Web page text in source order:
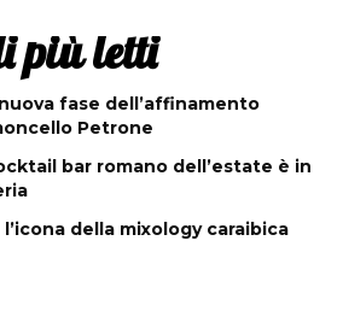
più letti
fase dell’affinamento
Petrone
bar romano dell’estate è in
della mixology caraibica